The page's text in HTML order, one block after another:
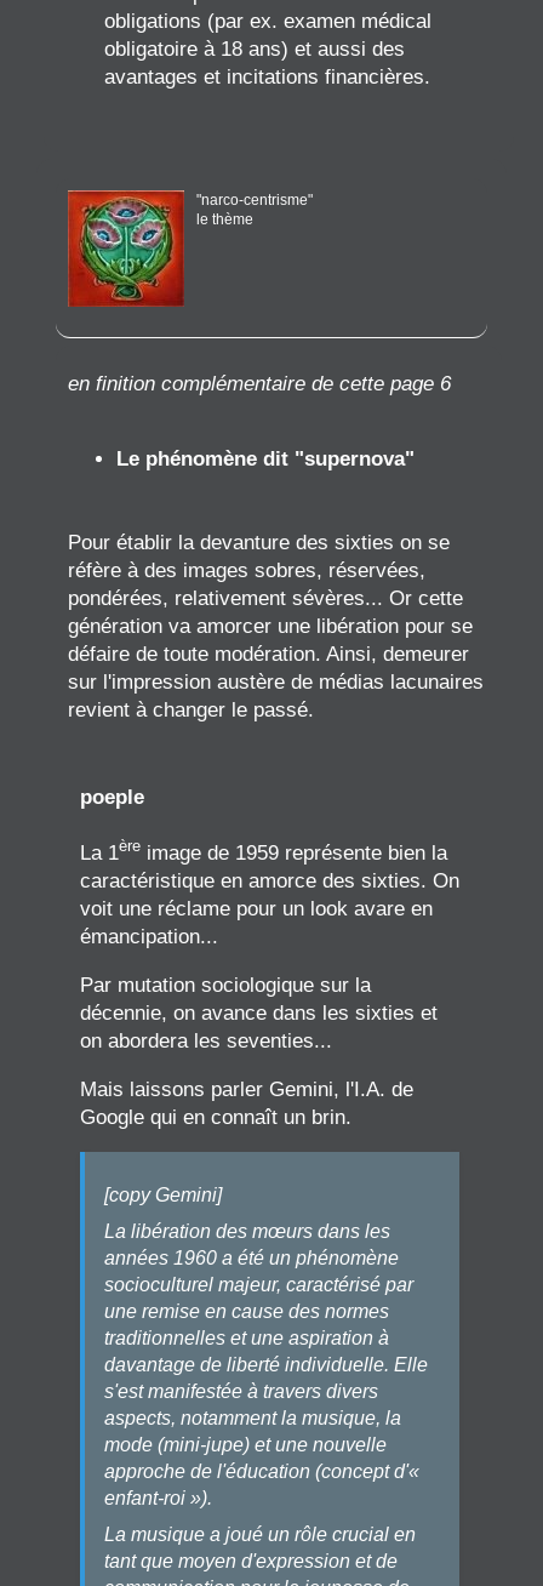
obligations (par ex. examen médical
obligatoire à 18 ans) et aussi des
avantages et incitations financières.
"narco-centrisme"
le thème
en finition complémentaire de cette page 6
Le phénomène dit "supernova"
Pour établir la devanture des sixties on se
réfère à des images sobres, réservées,
pondérées, relativement sévères... Or cette
génération va amorcer une libération pour se
défaire de toute modération. Ainsi, demeurer
sur l'impression austère de médias lacunaires
revient à changer le passé.
poeple
La 1ère image de 1959 représente bien la
caractéristique en amorce des sixties. On
voit une réclame pour un look avare en
émancipation...
Par mutation sociologique sur la
décennie, on avance dans les sixties et
on abordera les seventies...
Mais laissons parler Gemini, l'I.A. de
Google qui en connaît un brin.
[copy Gemini]
La libération des mœurs dans les
années 1960 a été un phénomène
socioculturel majeur, caractérisé par
une remise en cause des normes
traditionnelles et une aspiration à
davantage de liberté individuelle. Elle
s'est manifestée à travers divers
aspects, notamment la musique, la
mode (mini-jupe) et une nouvelle
approche de l'éducation (concept d'«
enfant-roi »).
La musique a joué un rôle crucial en
tant que moyen d'expression et de